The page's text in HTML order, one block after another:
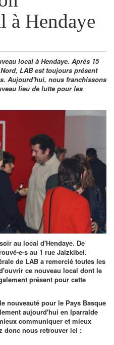
à Hendaye
local à Hendaye. Après 15
LAB est toujours présent
Aujourd'hui, nous franchissons
lieu de lutte pour les
au local d'Hendaye. De
e-s au 1 rue Jaizkibel.
de LAB a remercié toutes les
ce nouveau local dont le
présent pour cette
nouveauté pour le Pays Basque
aujourd'hui en Iparralde
communiquer et mieux
donc nous retrouver ici :